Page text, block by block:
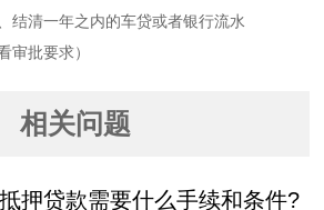
结清一年之内的车贷或者银行流水
审批要求）
相关问题
押贷款需要什么手续和条件?